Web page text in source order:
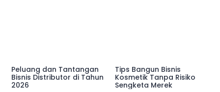
Peluang dan Tantangan
Bisnis Distributor di Tahun
2026
Tips Bangun Bisnis
Kosmetik Tanpa Risiko
Sengketa Merek